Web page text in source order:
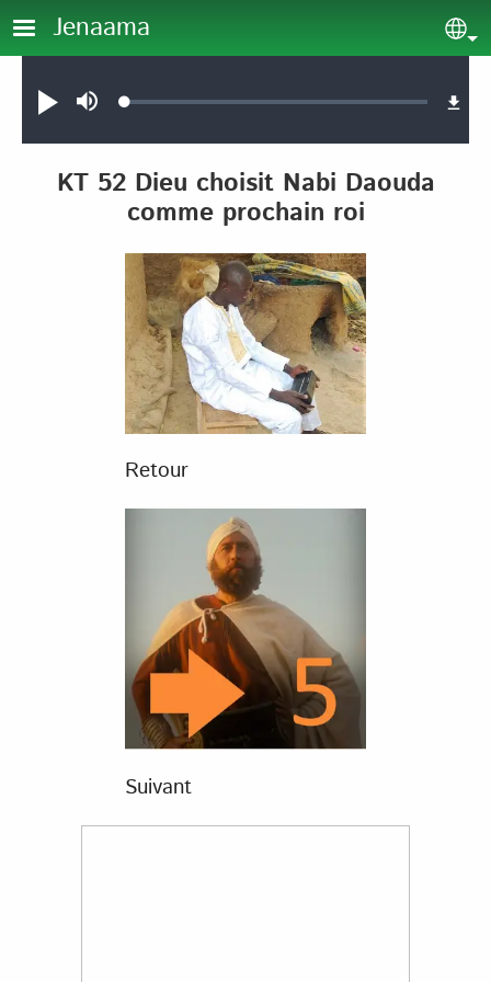
Aller au contenu principal
Jenaama
JouerSourdineLoaded:
KT 52 Dieu choisit Nabi Daouda
comme prochain roi
Retour
Suivant